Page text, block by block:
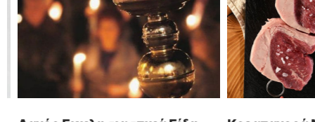
Ξενοδοχεία
Ηλεκτρονική Τιμολόγηση
ακολουθήστε μας